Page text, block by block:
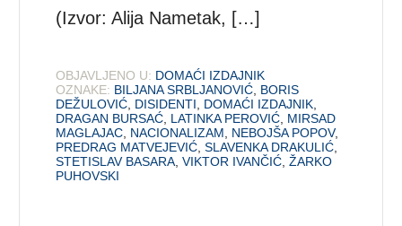
(Izvor: Alija Nametak, […]
OBJAVLJENO U: DOMAĆI IZDAJNIK
OZNAKE: BILJANA SRBLJANOVIĆ BORIS
DEŽULOVIĆ DISIDENTI DOMAĆI IZDAJNIK
DRAGAN BURSAĆ LATINKA PEROVIĆ MIRSAD
MAGLAJAC NACIONALIZAM NEBOJŠA POPOV,
PREDRAG MATVEJEVIĆ ,SLAVENKA DRAKULIĆ
STETISLAV BASARA ,VIKTOR IVANČIĆ ,ŽARKO
PUHOVSKI